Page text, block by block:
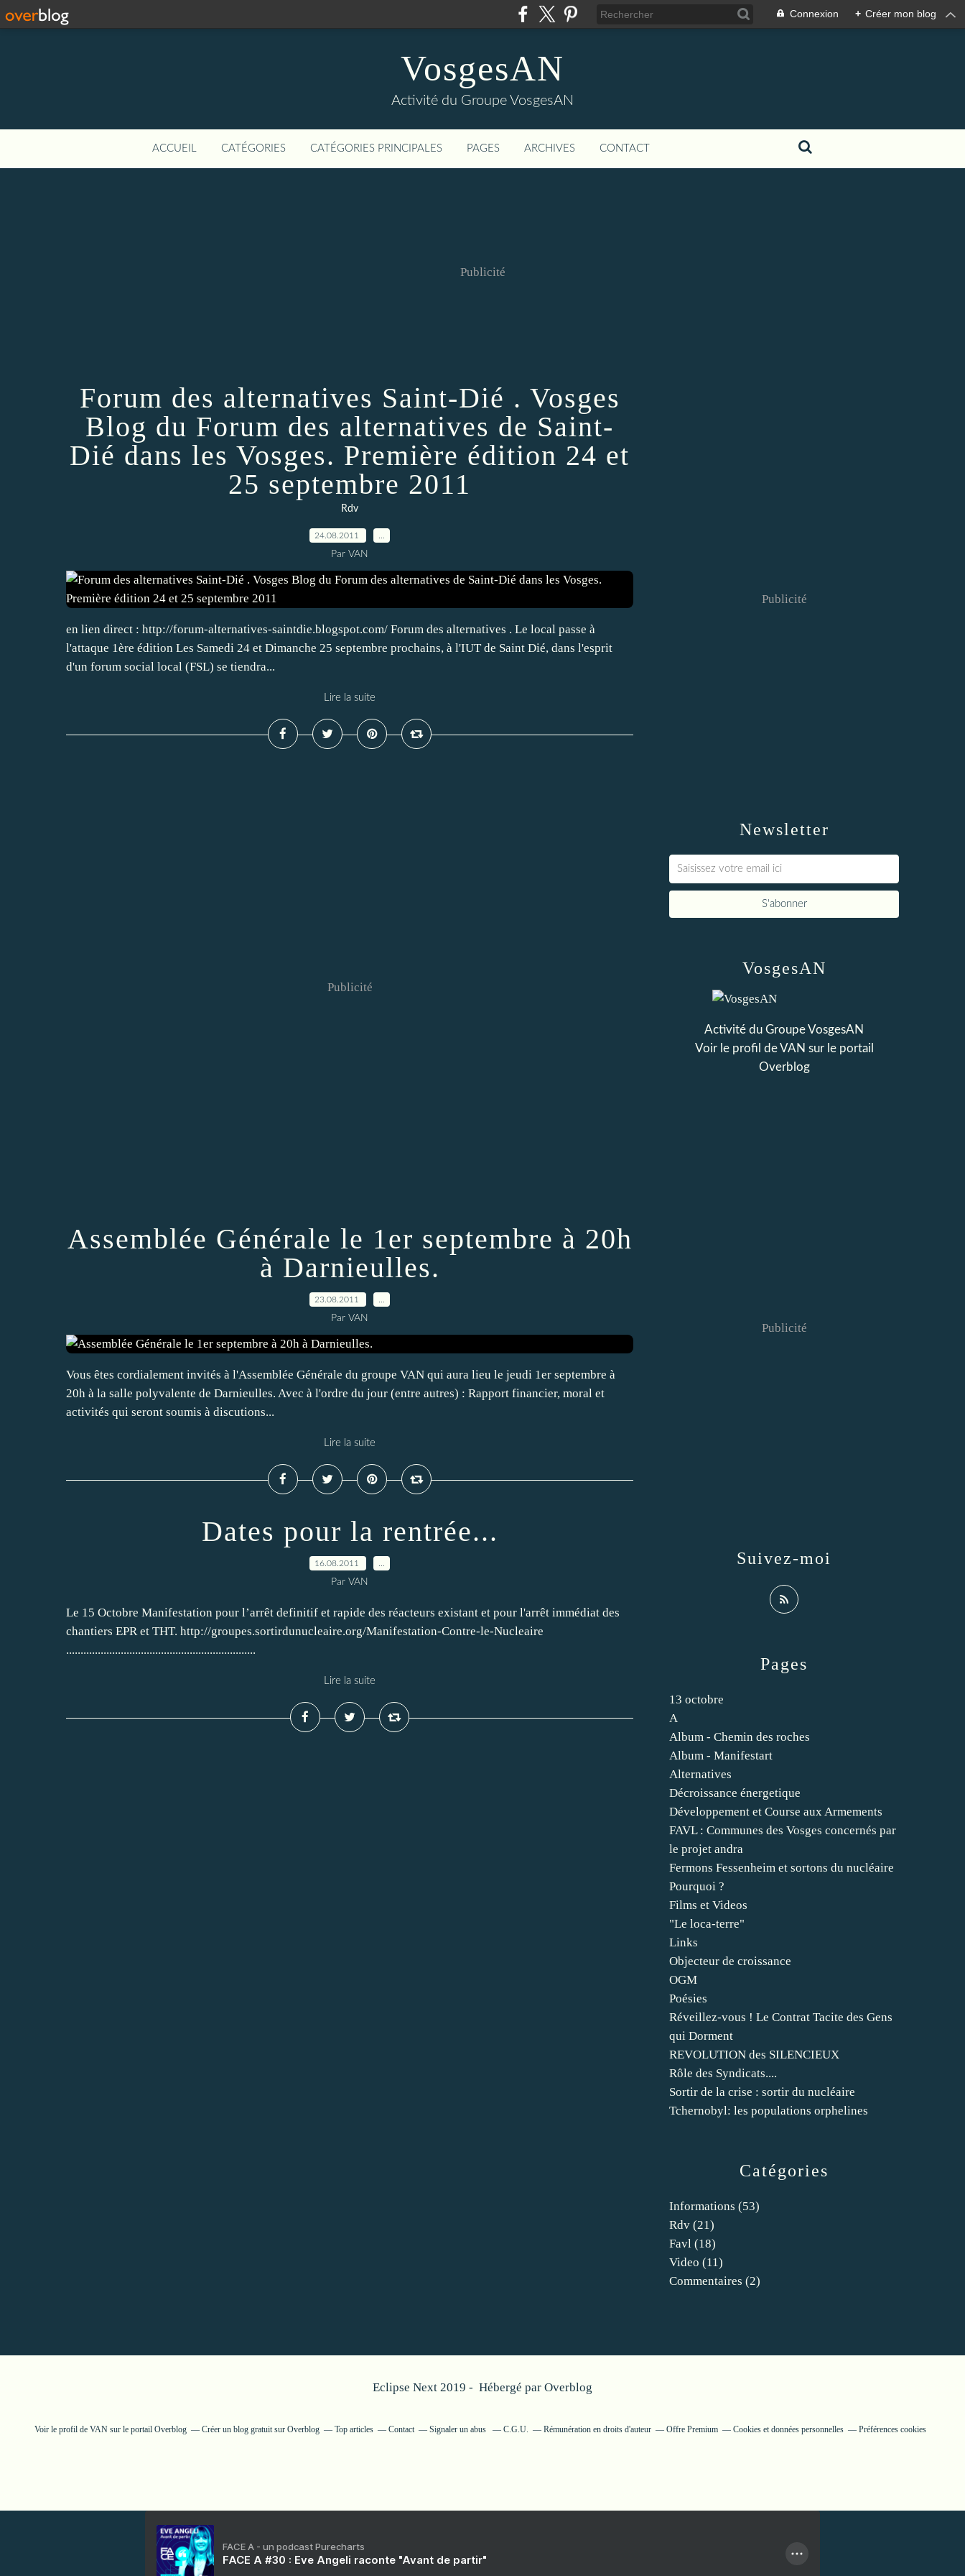
Connexion + Créer mon blog
VosgesAN
Activité du Groupe VosgesAN
ACCUEIL CATÉGORIES CATÉGORIES PRINCIPALES PAGES ARCHIVES CONTACT
Publicité
Forum des alternatives Saint-Dié . Vosges
Blog du Forum des alternatives de Saint-
Dié dans les Vosges. Première édition 24 et
25 septembre 2011
Rdv
24.08.2011
Par VAN
en lien direct : http://forum-alternatives-saintdie.blogspot.com/ Forum des alternatives . Le local passe à
l'attaque 1ère édition Les Samedi 24 et Dimanche 25 septembre prochains, à l'IUT de Saint Dié, dans l'esprit
d'un forum social local (FSL) se tiendra...
Lire la suite
Publicité
Assemblée Générale le 1er septembre à 20h
à Darnieulles.
23.08.2011
Par VAN
Vous êtes cordialement invités à l'Assemblée Générale du groupe VAN qui aura lieu le jeudi 1er septembre à
20h à la salle polyvalente de Darnieulles. Avec à l'ordre du jour (entre autres) : Rapport financier, moral et
activités qui seront soumis à discutions...
Lire la suite
Dates pour la rentrée...
16.08.2011
Par VAN
Le 15 Octobre Manifestation pour l’arrêt definitif et rapide des réacteurs existant et pour l'arrêt immédiat des
chantiers EPR et THT. http://groupes.sortirdunucleaire.org/Manifestation-Contre-le-Nucleaire
..................................................................
Lire la suite
Newsletter
Publicité
Catégories
Informations (53)
Rdv (21)
Favl (18)
Video (11)
Commentaires (2)
Pages
13 octobre
A
Album - Chemin des roches
Album - Manifestart
Alternatives
Décroissance énergetique
Développement et Course aux Armements
FAVL : Communes des Vosges concernés par
le projet andra
Fermons Fessenheim et sortons du nucléaire
Pourquoi ?
Films et Videos
"Le loca-terre"
Links
Objecteur de croissance
OGM
Poésies
Réveillez-vous ! Le Contrat Tacite des Gens
qui Dorment
REVOLUTION des SILENCIEUX
Rôle des Syndicats....
Sortir de la crise : sortir du nucléaire
Tchernobyl: les populations orphelines
VosgesAN
Activité du Groupe VosgesAN
Voir le profil deVAN sur le portail
Overblog
Suivez-moi
Publicité
Eclipse Next 2019 - Hébergé par Overblog
Voir le profil de VAN sur le portail Overblog Créer un blog gratuit sur Overblog Top articles Contact Signaler un abus C.G.U. Rémunération en droits d'auteur Offre Premium Cookies et données personnelles Préférences cookies
FACE A - un podcast Purecharts
FACE A #30 : Eve Angeli raconte "Avant de partir"